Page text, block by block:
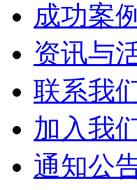
成功案例
资讯与
联系我
加入我
通知公